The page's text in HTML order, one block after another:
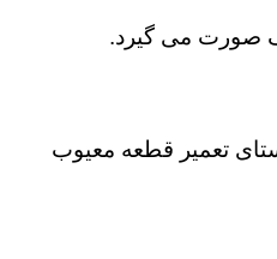
صورت می گیرد.
تعمیر قطعه معیوب